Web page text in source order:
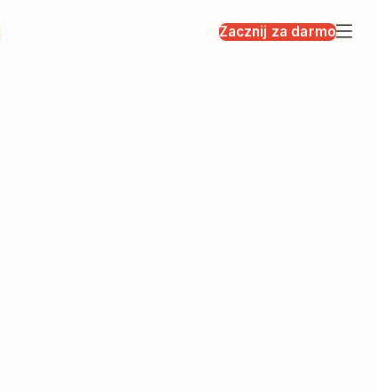
Zacznij za darmo